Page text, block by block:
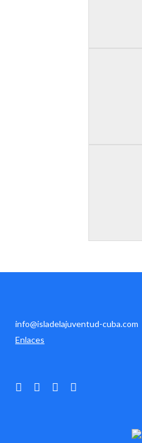
info@isladelajuventud-cuba.com
Enlaces